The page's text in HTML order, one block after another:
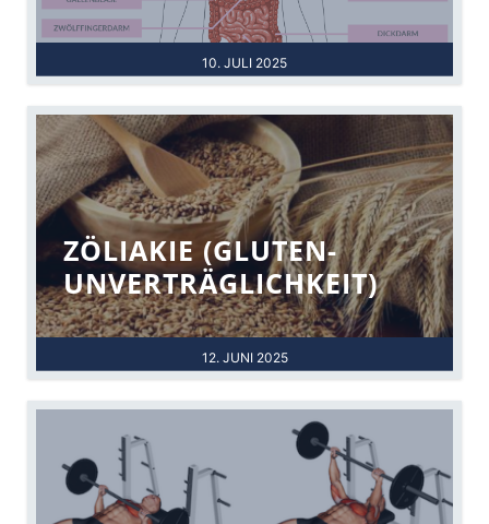
10. JULI 2025
12. JUNI 2025
ZÖLIAKIE (GLUTEN-
UNVERTRÄGLICHKEIT)